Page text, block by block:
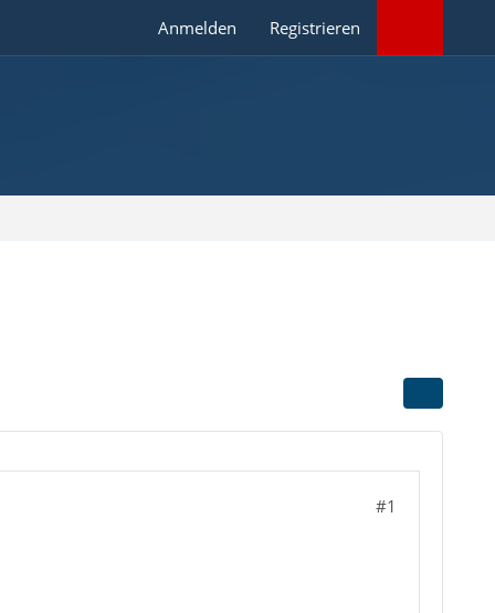
Anmelden Registrieren
#1